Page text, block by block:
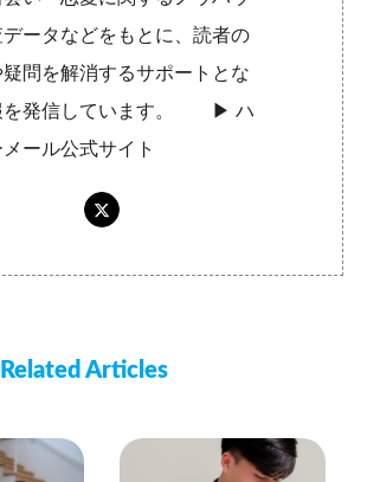
ータなどをもとに、読者の
問を解消するサポートとな
を発信しています。 ▶︎ハ
ール公式サイト
Related Articles